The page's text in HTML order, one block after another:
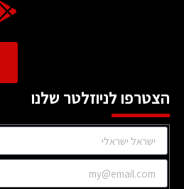
הצטרפו לניוזלטר שלנו